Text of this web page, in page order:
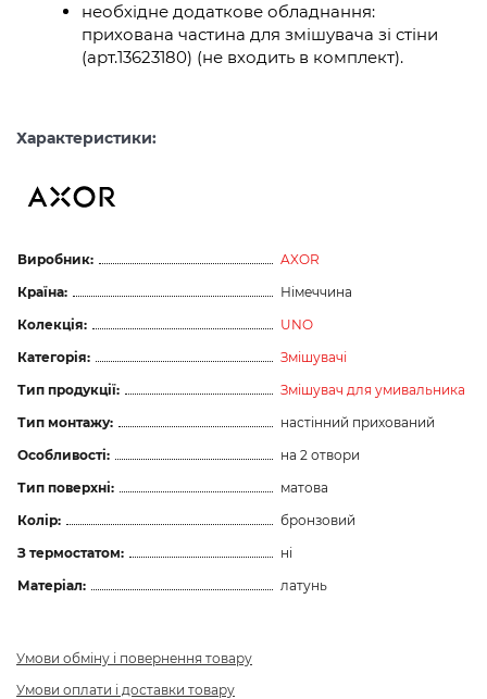
необхідне додаткове обладнання:
прихована частина для змішувача зі стіни
(арт.13623180) (не входить в комплект).
Характеристики:
Виробник:
AXOR
Країна:
Німеччина
Колекція:
UNO
Категорія:
Змішувачі
Тип продукції:
Змішувач для умивальника
Тип монтажу:
настінний прихований
Особливості:
на 2 отвори
Тип поверхні:
матова
Колір:
бронзовий
З термостатом:
ні
Матеріал:
латунь
Умови обміну і повернення товару
Умови оплати і доставки товару